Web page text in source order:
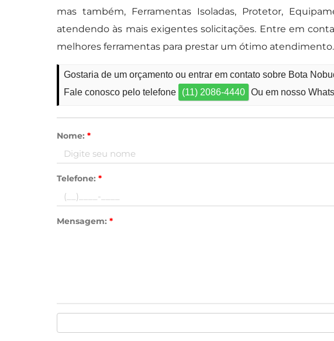
mas também, Ferramentas Isoladas, Protetor,
atendendo às mais exigentes solicitações. Entre em
melhores ferramentas para prestar um ótimo atendimento.
Gostaria de um orçamento ou entrar em contato sobre Bota
Fale conosco pelo telefone
(11) 2086-4440 Ou em nosso
Nome:*
Telefone:*
Mensagem:*